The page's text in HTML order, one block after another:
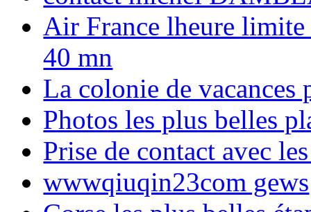
Air France lheure limite
40 mn
La colonie de vacances
Photos les plus belles
Prise de contact avec
wwwqiuqin23com gews